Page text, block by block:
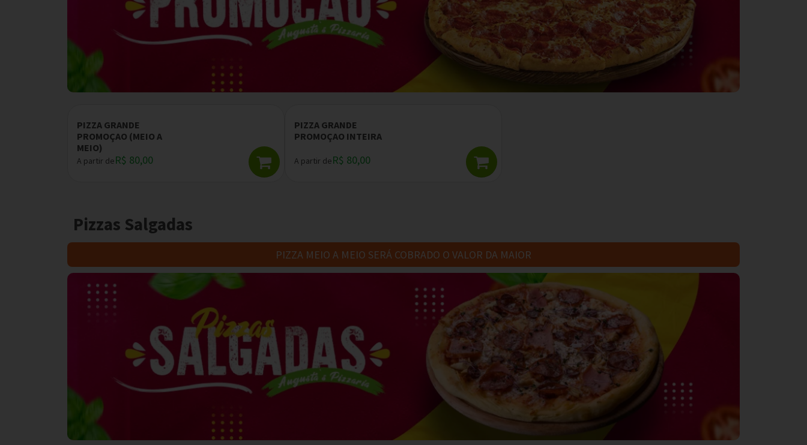
PIZZA GRANDE
PROMOÇAO (MEIO A
MEIO)
A partir deR$ 80,00
PIZZA GRANDE
PROMOÇAO INTEIRA
A partir deR$ 80,00
Pizzas Salgadas
PIZZA MEIO A MEIO SERÁ COBRADO O VALOR DA MAIOR